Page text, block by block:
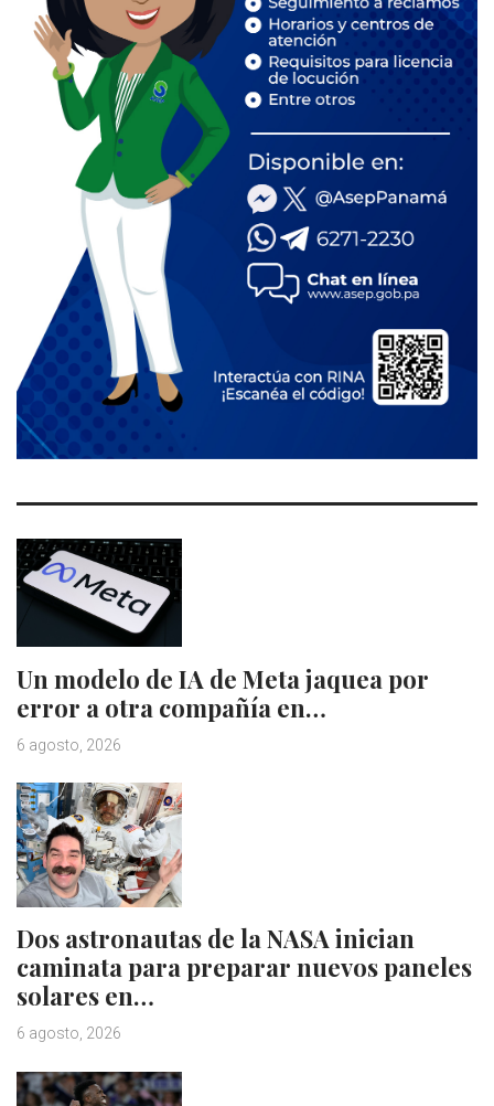
Un modelo de IA de Meta jaquea por
error a otra compañía en…
6 agosto, 2026
Dos astronautas de la NASA inician
caminata para preparar nuevos paneles
solares en…
6 agosto, 2026